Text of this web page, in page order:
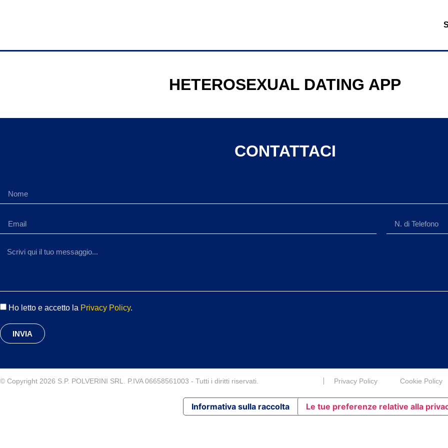
HETEROSEXUAL DATING APP
CONTATTACI
Ho letto e accetto la Privacy Policy.
INVIA
© Copyright 2026 S.P. POLVERINI SRL. P.IVA 06658561003 - Tutti i diritti riservati. Privacy Policy Cookie Policy
Informativa sulla raccolta Le tue preferenze relative alla